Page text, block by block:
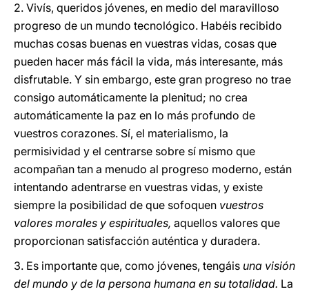
2. Vivís, queridos jóvenes, en medio del maravilloso
progreso de un mundo tecnológico. Habéis recibido
muchas cosas buenas en vuestras vidas, cosas que
pueden hacer más fácil la vida, más interesante, más
disfrutable. Y sin embargo, este gran progreso no trae
consigo automáticamente la plenitud; no crea
automáticamente la paz en lo más profundo de
vuestros corazones. Sí, el materialismo, la
permisividad y el centrarse sobre sí mismo que
acompañan tan a menudo al progreso moderno, están
intentando adentrarse en vuestras vidas, y existe
siempre la posibilidad de que sofoquen vuestros
valores morales y espirituales, aquellos valores que
proporcionan satisfacción auténtica y duradera.
3. Es importante que, como jóvenes, tengáis una visión
del mundo y de la persona humana en su totalidad. La